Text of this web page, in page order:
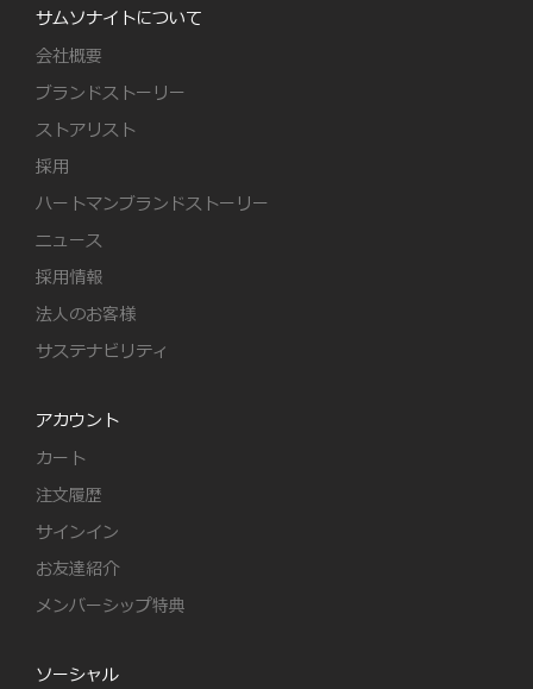
サムソナイトについて
会社概要
ブランドストーリー
ストアリスト
採用
ハートマンブランドストーリー
ニュース
採用情報
法人のお客様
サステナビリティ
アカウント
カート
注文履歴
サインイン
お友達紹介
メンバーシップ特典
ソーシャル